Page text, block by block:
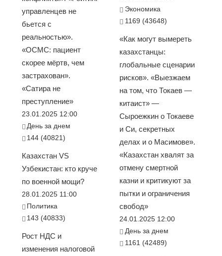
управленцев не
бьется с
реальностью».
«ОСМС: пациент
скорее мёртв, чем
застрахован».
«Сатира не
преступление»
23.01.2025 12:00
День за днем
144 (40821)
Казахстан VS
Узбекистан: кто круче
по военной мощи?
28.01.2025 11:00
Политика
143 (40833)
Рост НДС и
изменения налоговой
Экономика
1169 (43648)
«Как могут вымереть
казахстанцы:
глобальные сценарии
рисков». «Выезжаем
на том, что Токаев —
китаист» —
Сыроежкин о Токаеве
и Си, секретных
делах и о Масимове».
«Казахстан хвалят за
отмену смертной
казни и критикуют за
пытки и ограничения
свобод»
24.01.2025 12:00
День за днем
1161 (42489)